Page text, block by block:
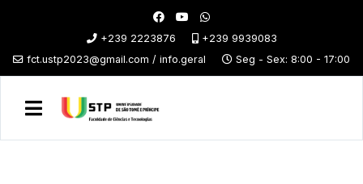
+239 2223876
+239 9939083
fct.ustp2023@gmail.com / info.geral
Seg - Sex: 8:00 - 17:00